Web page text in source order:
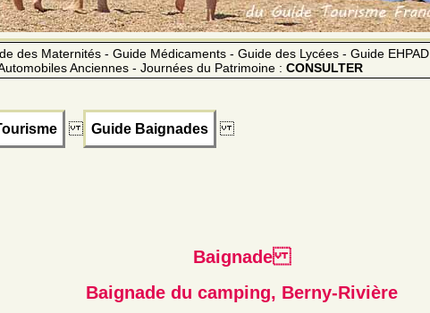
des Maternités - Guide Médicaments - Guide des Lycées - Guide EHPAD
Anciennes - Journées du Patrimoine : CONSULTER
Guide Baignades
Baignade
Baignade du camping, Berny-Rivière